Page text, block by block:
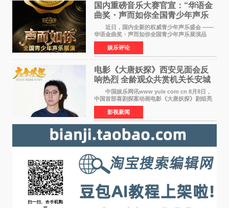
国内重磅音乐大赛官宣：“华语金
曲奖・声而如你全国青少年声乐
展演” 正式启幕，阿沁出任明星总
评审
近日，国内全新的权威青少年声乐盛会 ——
华语金曲奖・声而如你全国青少年声乐展演品
牌，在湖南长沙隆重举行官宣，国内又一高规格
青少年声乐赛事全面启航。 本赛事由寰宇声
扬联合华语金曲
娱乐评论
电影《大唐妖探》西安见面会反
响热烈 全龄观众共赏机关长安城
中国娱乐网讯www yule com cn 8月8日，
中国首部喜剧探案动画电影《大唐妖探》剧组亮
相西安，举办线下见面会活动。导演程腾、联合
导演黄珉、总制片人曹紫建、制片人李莹莹、领
衔声音出演雷淞然
影视新闻